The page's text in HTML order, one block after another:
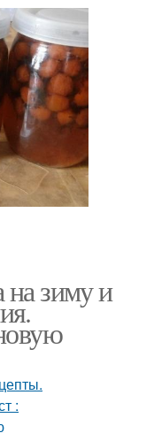
на зиму и